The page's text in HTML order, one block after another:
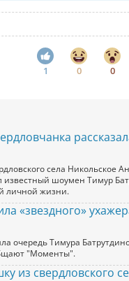
1 0 0
села Никольское
известный шоумен Тимур
личной жизни.
«звездного»
очередь Тимура
"Моменты".
из свердловского